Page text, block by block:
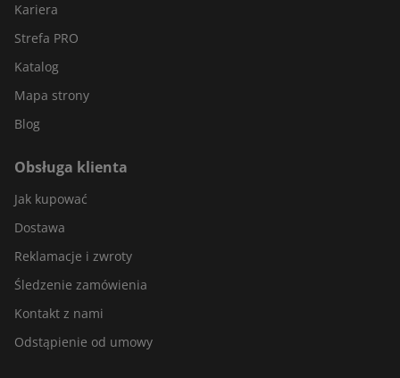
Kariera
Strefa PRO
Katalog
Mapa strony
Blog
Obsługa klienta
Jak kupować
Dostawa
Reklamacje i zwroty
Śledzenie zamówienia
Kontakt z nami
Odstąpienie od umowy